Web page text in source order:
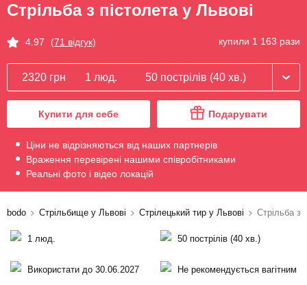
Стрільба з пістолета у Львові
4.97 (71 відгук) купили 1 163 рази
2320 грн 1 люд. 50 пострілів (40 хв.)
Купити для себе Подарувати
Ціни не відрізняються від наших партнерів
Враження перевірені нашими співробітниками
Реальні фото і відео локацій
bodo Стрільбище у Львові Стрілецький тир у Львові Стрільба з
1 люд. 50 пострілів (40 хв.)
Використати до 30.06.2027 Не рекомендується вагітним